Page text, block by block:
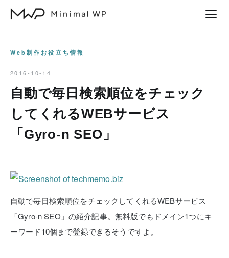
Web制作お役立ち情報
2016-10-14
自動で毎日検索順位をチェック
してくれるWEBサービス
「Gyro-n SEO」
自動で毎日検索順位をチェックしてくれるWEBサービス
「Gyro-n SEO」の紹介記事。無料版でもドメイン1つにキ
ーワード10個まで登録できるそうですよ。